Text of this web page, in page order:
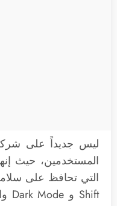
ليس جديداً على
المستخدمين، حيث
Shift و Dark Mode والجديد أن إصدار نظام